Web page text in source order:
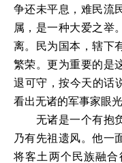
争还未平息，难民流
属，是一种大爱之举
离。民为国本，辖下
繁荣。更为重要的是
退可守，按今天的话
看出无诸的军事家眼光
无诸是一个有抱
乃有先祖遗风。他一
将客土两个民族融